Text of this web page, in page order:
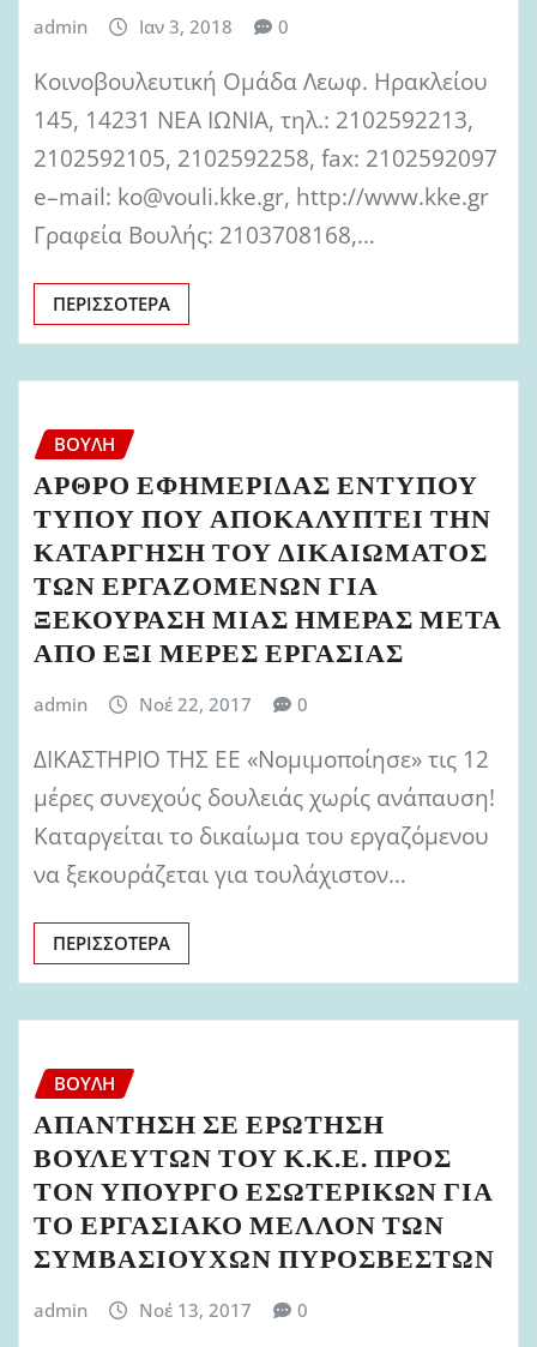
admin Ιαν 3, 2018 0
Κοινοβουλευτική Ομάδα Λεωφ. Ηρακλείου
145, 14231 ΝΕΑ ΙΩΝΙΑ, τηλ.: 2102592213,
2102592105, 2102592258, fax: 2102592097
e–mail: ko@vouli.kke.gr, http://www.kke.gr
Γραφεία Βουλής: 2103708168,…
ΠΕΡΙΣΣΌΤΕΡΑ
ΒΟΥΛΉ
ΑΡΘΡΟ ΕΦΗΜΕΡΙΔΑΣ ΕΝΤΥΠΟΥ
ΤΥΠΟΥ ΠΟΥ ΑΠΟΚΑΛΥΠΤΕΙ ΤΗΝ
ΚΑΤΑΡΓΗΣΗ ΤΟΥ ΔΙΚΑΙΩΜΑΤΟΣ
ΤΩΝ ΕΡΓΑΖΟΜΕΝΩΝ ΓΙΑ
ΞΕΚΟΥΡΑΣΗ ΜΙΑΣ ΗΜΕΡΑΣ ΜΕΤΑ
ΑΠΟ ΕΞΙ ΜΕΡΕΣ ΕΡΓΑΣΙΑΣ
admin Νοέ 22, 2017 0
ΔΙΚΑΣΤΗΡΙΟ ΤΗΣ ΕΕ «Νομιμοποίησε» τις 12
μέρες συνεχούς δουλειάς χωρίς ανάπαυση!
Καταργείται το δικαίωμα του εργαζόμενου
να ξεκουράζεται για τουλάχιστον…
ΠΕΡΙΣΣΌΤΕΡΑ
ΒΟΥΛΉ
ΑΠΑΝΤΗΣΗ ΣΕ ΕΡΩΤΗΣΗ
ΒΟΥΛΕΥΤΩΝ ΤΟΥ Κ.Κ.Ε. ΠΡΟΣ
ΤΟΝ ΥΠΟΥΡΓΟ ΕΣΩΤΕΡΙΚΩΝ ΓΙΑ
ΤΟ ΕΡΓΑΣΙΑΚΟ ΜΕΛΛΟΝ ΤΩΝ
ΣΥΜΒΑΣΙΟΥΧΩΝ ΠΥΡΟΣΒΕΣΤΩΝ
admin Νοέ 13, 2017 0